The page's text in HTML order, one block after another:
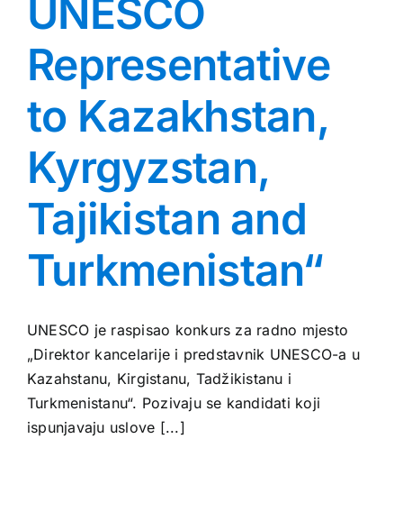
UNESCO
Representative
to Kazakhstan,
Kyrgyzstan,
Tajikistan and
Turkmenistan“
UNESCO je raspisao konkurs za radno mjesto
„Direktor kancelarije i predstavnik UNESCO-a u
Kazahstanu, Kirgistanu, Tadžikistanu i
Turkmenistanu“. Pozivaju se kandidati koji
ispunjavaju uslove [...]